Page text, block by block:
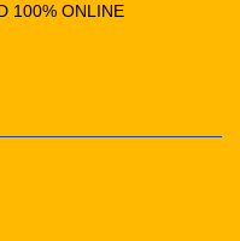
100% ONLINE